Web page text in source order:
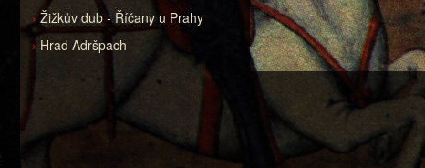
Žižkův dub - Říčany u Prahy
Hrad Adršpach